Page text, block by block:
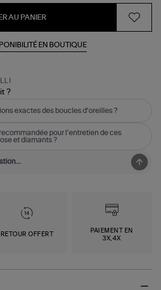
AU PANIER
EN BOUTIQUE
?
exactes des boucles d'oreilles ?
pour l'entretien de ces
et diamants ?
RETOUR OFFERT
PAIEMENT EN
3X,4X